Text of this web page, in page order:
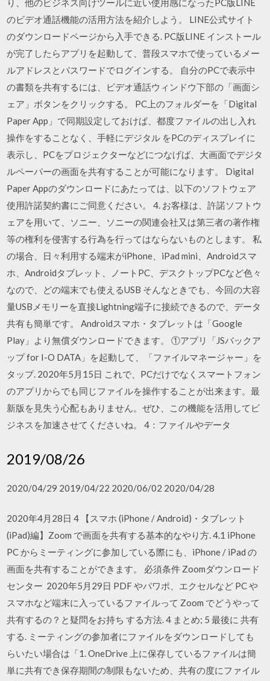
り、他のビジネス向けツールに近い使用感になったPC版LINE
のビデオ通話機能の活用方法を紹介しよう。 LINE公式サイト
のダウンロードページから入手できる. PC版LINE インストール
が完了したらアプリを起動して、普段スマホで使っているメー
ルアドレスとパスワードでログインする。 自分のPCで表示中
の書類を共有するには、ビデオ通話ウィンドウ下部の「画面シ
ェア」ボタンをクリックする。 PC上のフォルダーを「Digital
Paper App」で同期設定しておけば、都度ファイルの出し入れ
操作をすることなく、手軽にデジタル をPCのディスプレイに
表示し、PCをプロジェクターなどにつなげば、大画面でデジタ
ルペーパーの画面を共有することが可能になります。 Digital
Paper Appのダウンロードにあたっては、以下のソフトウェア
使用許諾契約書にご同意ください。 4. お客様は、許諾ソフトウ
ェアを用いて、ソニー、ソニーの関連会社又は第三者の著作権
等の権利を侵害する行為を行ってはならないものとします。 私
の場合、日々利用する端末がiPhone、iPad mini、Androidスマ
ホ、Androidタブレット、ノートPC、デスクトップPCなど色々
なので、どの端末でも使えるUSB そんなときでも、今回の大容
量USBメモリーを直接Lightning端子に接続できるので、データ
共有も簡単です。 Androidスマホ・タブレットは「Google
Play」より無償ダウンロードできます。 ①アプリ「JSバックア
ップ for I-O DATA」を起動して、「ファイルマネージャー」を
タップ. 2020年5月15日 これで、PCだけでなくスマートフォン
のアプリからでも同じファイルを操作することが出来ます。最
新版を見失う心配もありません。ぜひ、この機能を活用してビ
ジネスを加速させてくださいね。 4：ファイルやデータ
2019/08/26
2020/04/29 2019/04/22 2020/06/02 2020/04/28
2020年4月28日 4 【スマホ (iPhone / Android)・タブレット
(iPad)編】Zoom で画面を共有する基本的なやり方. 4.1 iPhone
PC からミーティングに参加している際にも、iPhone / iPad の
画面を共有することができます。 必須条件 Zoomダウンロード
センター 2020年5月29日 PDF やパワポ、エクセルなど PC や
スマホなど端末に入っているファイルって Zoom でどうやって
共有するの？と疑問をお持ち する方法. 4 まとめ; 5 最後に 共有
する. ミーティングの参加者にファイルをダウンロードしても
らいたい場合は「1. OneDrive 上に保存しているファイルは簡
単に共有でき保存期間の制限もないため、共有の度にファイル